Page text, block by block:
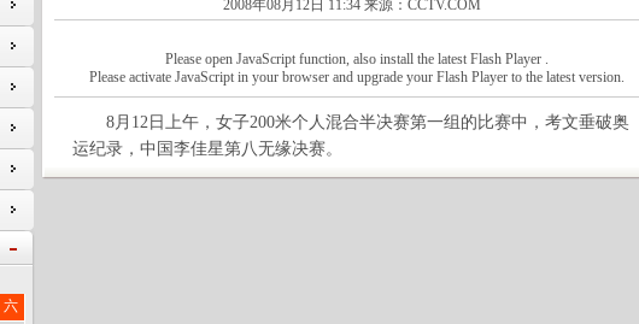
六
2008年08月12日 11:34 来源：CCTV.COM
Please open JavaScript function, also install the latest Flash Player .
Please activate JavaScript in your browser and upgrade your Flash Player to the latest version.
8月12日上午，女子200米个人混合半决赛第一组的比赛中，考文垂破奥
运纪录，中国李佳星第八无缘决赛。